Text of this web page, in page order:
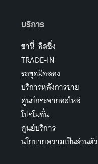
บริการ
ซานี่ ลีสซิ่ง
TRADE-IN
รถขุดมือสอง
บริการหลังการขาย
ศูนย์กระจายอะไหล่
โปรโมชั่น
ศูนย์บริการ
นโยบายความเป็นส่วนตัว